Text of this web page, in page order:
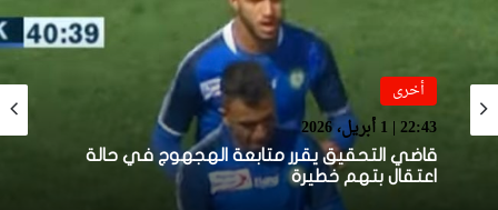
أخرى
22:43 | 1 أبريل، 2026
أخرى
12:33 | 29 مارس، 2026
توقيف لاعب الوداد السابق الهجهوج للاشتباه في
تورطه ضمن عصابة إجرامية متورطة في السرقة